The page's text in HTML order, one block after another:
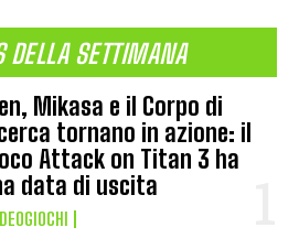
DELLA SETTIMANA
Mikasa e il Corpo di
tornano in azione: il
Attack on Titan 3 ha
data di uscita